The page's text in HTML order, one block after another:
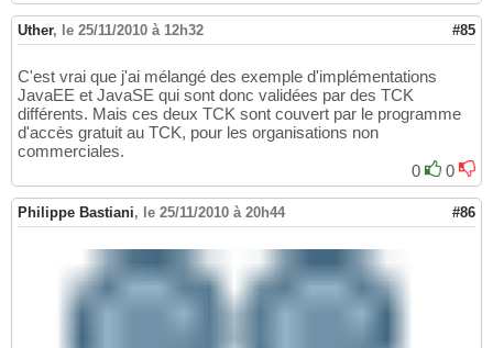
Uther, le 25/11/2010 à 12h32 #85
C'est vrai que j'ai mélangé des exemple d'implémentations
JavaEE et JavaSE qui sont donc validées par des TCK
différents. Mais ces deux TCK sont couvert par le programme
d'accès gratuit au TCK, pour les organisations non
commerciales.
0
0
Philippe Bastiani, le 25/11/2010 à 20h44 #86